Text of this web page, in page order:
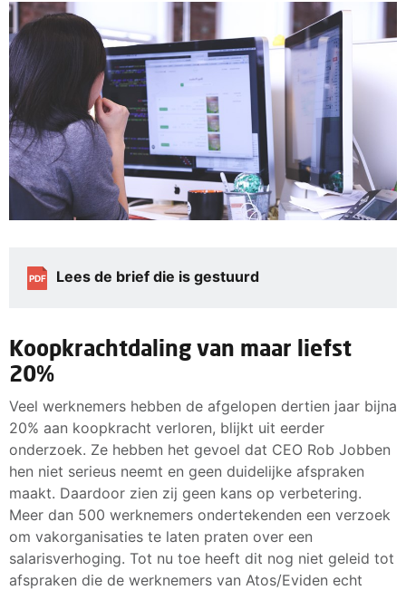
PDF Lees de brief die is gestuurd
Koopkrachtdaling van maar liefst
20%
Veel werknemers hebben de afgelopen dertien jaar bijna
20% aan koopkracht verloren, blijkt uit eerder
onderzoek. Ze hebben het gevoel dat CEO Rob Jobben
hen niet serieus neemt en geen duidelijke afspraken
maakt. Daardoor zien zij geen kans op verbetering.
Meer dan 500 werknemers ondertekenden een verzoek
om vakorganisaties te laten praten over een
salarisverhoging. Tot nu toe heeft dit nog niet geleid tot
afspraken die de werknemers van Atos/Eviden echt